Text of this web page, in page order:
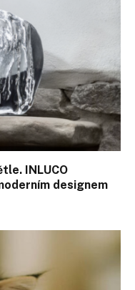
INLUCO
designem